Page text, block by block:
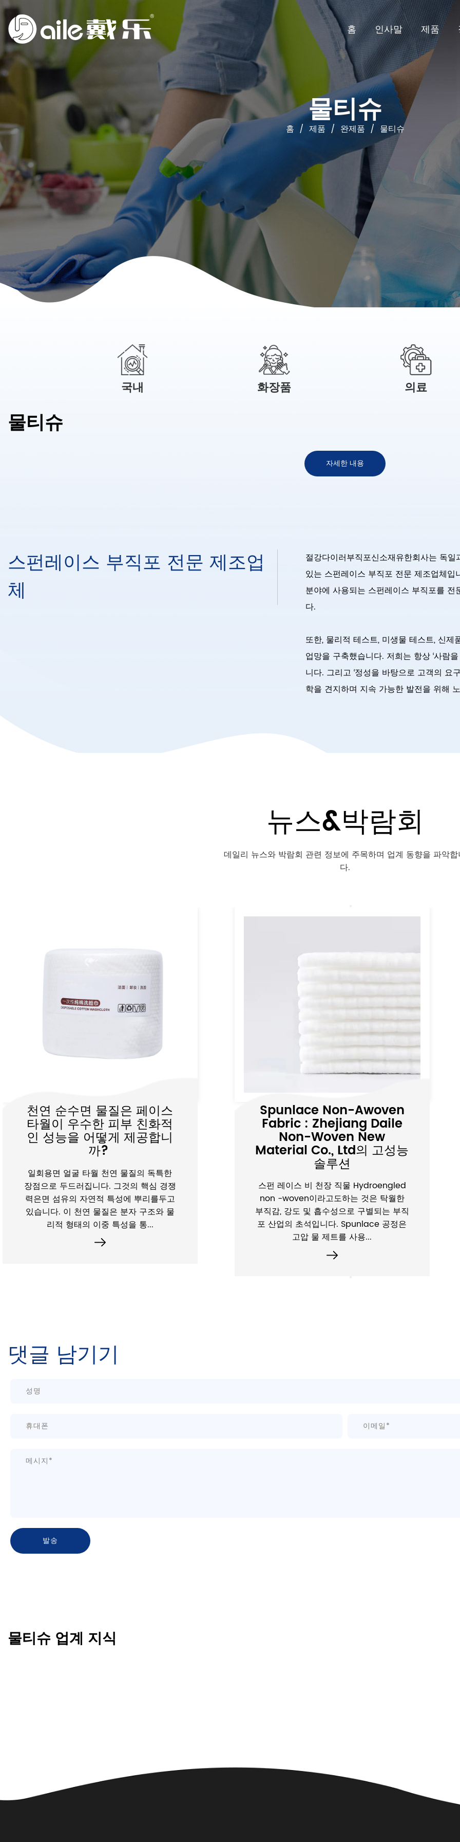
홈 인사말 제품
홈 / 제품 / 완제품 / 물티슈
국내 화장품 의료
물티슈
자세한 내용
스펀레이스 부직포 전문 제조업
체
절강다이러부직포신소재유한회사는 독
있는 스펀레이스 부직포 전문 제조업체
분야에 사용되는 스펀레이스 부직포를
다.
또한, 물리적 테스트, 미생물 테스트, 신
업망을 구축했습니다. 저희는 항상 ‘사람
니다. 그리고 ‘정성을 바탕으로 고객의 요
학을 견지하며 지속 가능한 발전을 위해
뉴스&박람회
데일리 뉴스와 박람회 관련 정보에 주목하며 업계 동향을 파악
다.
부직포 재료 : Zhejiang
Daile Non -Woven New
Material Co., Ltd의 혁신과
다양성
부조형 직물은 의료 및 위생에서 자동차
및 건설에 이르기까지 산업을 변화시킨 혁
신적인 클래스의 엔지니어링 재료를 나타
냅니다. 전통적인 직조 또는 니트 텍스타
일과는 달리, 부직포가 생산됩니다 직조 또
는 뜨...
가정용 주방 청소 용지 조직
은 주방의 다양한 청소 요구
에 빠르게 대처할 수 있습니
까?
1. 다양한 주방 청소 요구에 대처하는 강력
한 능력 전통적인 주방 청소 과정에서 소
비자는 종종 다양한 청소 작업에 대처하기
위해 다양한 청소 도구가 필요합니다. 조
리대, 스토브, 냉장고 표면, 전자 레인지...
댓글 남기기
물티슈 업계 지식